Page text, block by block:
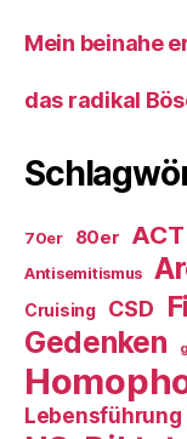
Mein beinahe
das radikal
70er 80er
Antisemitismus
Cruising CSD
Gedenken
Lebensführung